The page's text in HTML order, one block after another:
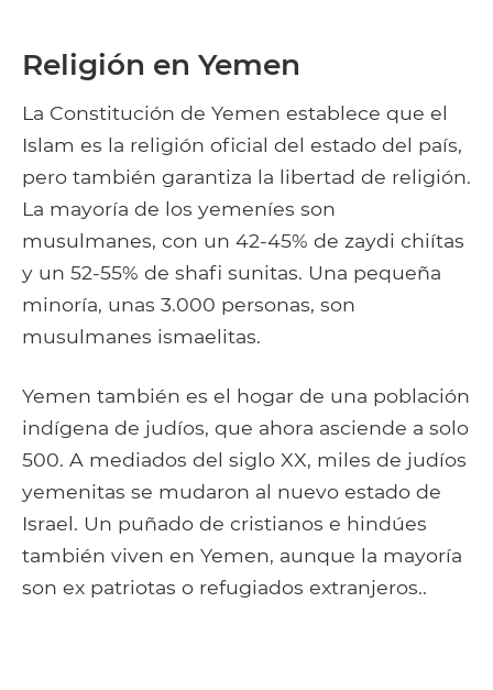
Religión en Yemen
La Constitución de Yemen establece que el
Islam es la religión oficial del estado del país,
pero también garantiza la libertad de religión.
La mayoría de los yemeníes son
musulmanes, con un 42-45% de zaydi chiítas
y un 52-55% de shafi sunitas. Una pequeña
minoría, unas 3.000 personas, son
musulmanes ismaelitas.
Yemen también es el hogar de una población
indígena de judíos, que ahora asciende a solo
500. A mediados del siglo XX, miles de judíos
yemenitas se mudaron al nuevo estado de
Israel. Un puñado de cristianos e hindúes
también viven en Yemen, aunque la mayoría
son ex patriotas o refugiados extranjeros..